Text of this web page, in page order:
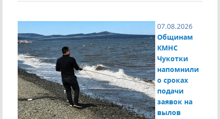
07.08.2026
Общинам
КМНС
Чукотки
напомнили
о сроках
подачи
заявок на
вылов